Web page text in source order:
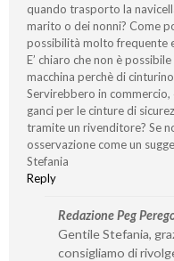
quando trasporto la
marito o dei nonni? Come
possibilità molto frequente
E’ chiaro che non è
macchina perchè di
Servirebbero in
ganci per le cinture di
tramite un rivenditore? Se
osservazione come un
Stefania
Reply
Redazione Peg
Gentile Stefania,
consigliamo di